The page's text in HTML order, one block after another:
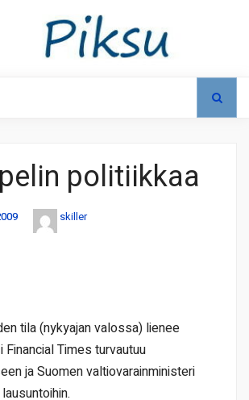
politiikkaa
skiller
tila (nykyajan valossa) lienee
Financial Times turvautuu
ja Suomen valtiovarainministeri
lausuntoihin.